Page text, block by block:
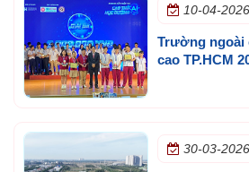
10-04-2026
Trường ngoài
cao TP.HCM
30-03-2026